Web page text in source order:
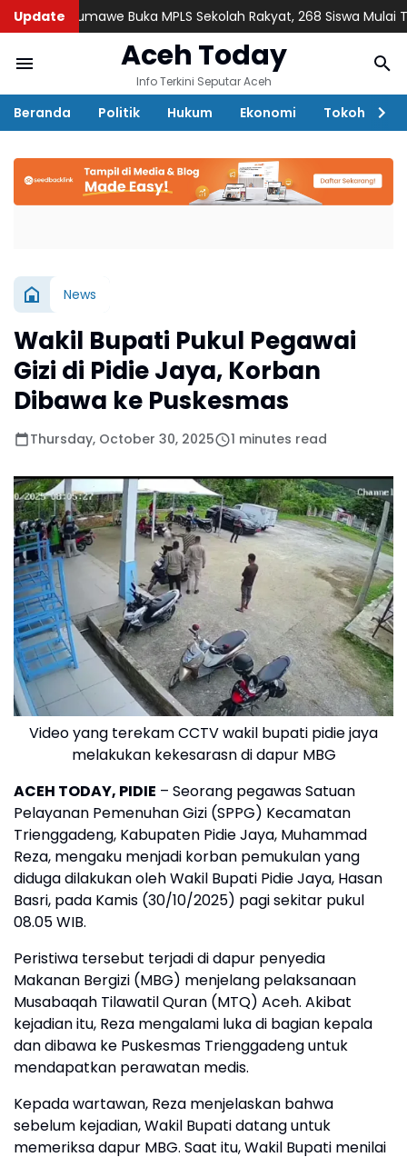
UpdateBuka MPLS Sekolah Rakyat, 268 Siswa Mulai Tahun
Aceh Today
Info Terkini Seputar Aceh
Beranda Politik Hukum Ekonomi Tokoh
News
Wakil Bupati Pukul Pegawai
Gizi di Pidie Jaya, Korban
Dibawa ke Puskesmas
Thursday, October 30, 2025 1 minutes read
Video yang terekam CCTV wakil bupati pidie jaya
melakukan kekesarasn di dapur MBG
ACEH TODAY, PIDIE – Seorang pegawas Satuan
Pelayanan Pemenuhan Gizi (SPPG) Kecamatan
Trienggadeng, Kabupaten Pidie Jaya, Muhammad
Reza, mengaku menjadi korban pemukulan yang
diduga dilakukan oleh Wakil Bupati Pidie Jaya, Hasan
Basri, pada Kamis (30/10/2025) pagi sekitar pukul
08.05 WIB.
Peristiwa tersebut terjadi di dapur penyedia
Makanan Bergizi (MBG) menjelang pelaksanaan
Musabaqah Tilawatil Quran (MTQ) Aceh. Akibat
kejadian itu, Reza mengalami luka di bagian kepala
dan dibawa ke Puskesmas Trienggadeng untuk
mendapatkan perawatan medis.
Kepada wartawan, Reza menjelaskan bahwa
sebelum kejadian, Wakil Bupati datang untuk
memeriksa dapur MBG. Saat itu, Wakil Bupati menilai